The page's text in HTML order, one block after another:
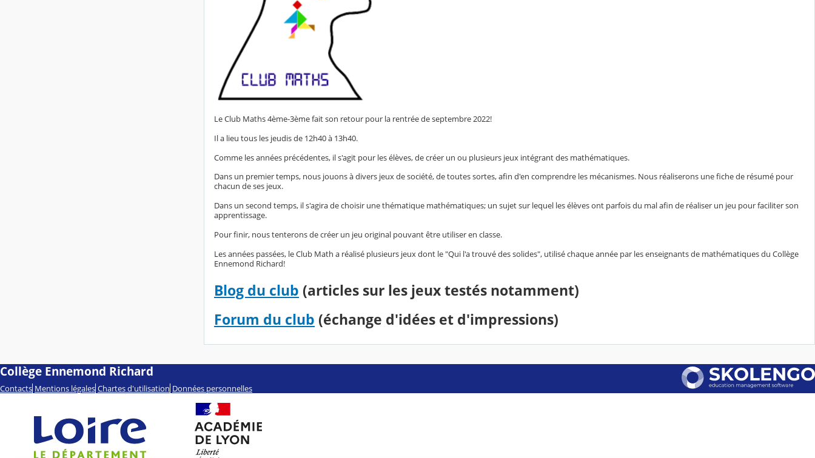
Le Club Maths 4ème-3ème fait son retour pour la rentrée de septembre 2022!
Il a lieu tous les jeudis de 12h40 à 13h40.
Comme les années précédentes, il s'agit pour les élèves, de créer un ou plusieurs jeux intégrant des mathématiques.
Dans un premier temps, nous jouons à divers jeux de société, de toutes sortes, afin d'en comprendre les mécanismes. Nous réaliserons une fiche de résumé pour
chacun de ses jeux.
Dans un second temps, il s'agira de choisir une thématique mathématiques; un sujet sur lequel les élèves ont parfois du mal afin de réaliser un jeu pour faciliter son
apprentissage.
Pour finir, nous tenterons de créer un jeu original pouvant être utiliser en classe.
Les années passées, le Club Math a réalisé plusieurs jeux dont le "Qui l'a trouvé des solides", utilisé chaque année par les enseignants de mathématiques du Collège
Ennemond Richard!
Blog du club (articles sur les jeux testés notamment)
Forum du club (échange d'idées et d'impressions)
Collège Ennemond Richard
Contacts Mentions légales Chartes d'utilisation Données personnelles